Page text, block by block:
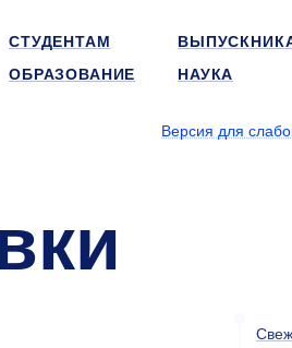
СТУДЕНТАМ
ОБРАЗОВАНИЕ НАУКА
Версия для